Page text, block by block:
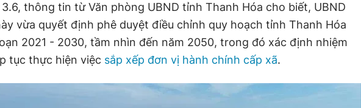
thông tin từ Văn phòng UBND tỉnh Thanh Hóa cho biết, UBND
vừa quyết định phê duyệt điều chỉnh quy hoạch tỉnh Thanh Hóa
2021 - 2030, tầm nhìn đến năm 2050, trong đó xác định nhiệm
tục thực hiện việc sắp xếp đơn vị hành chính cấp xã.